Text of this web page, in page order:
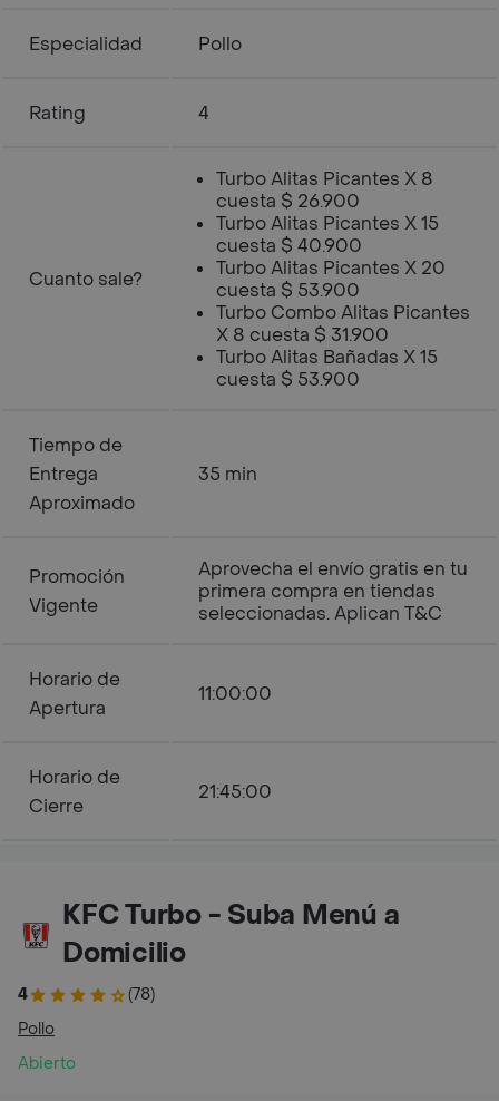
Especialidad Pollo
Rating 4
Cuanto sale?
Turbo Alitas Picantes X 8
cuesta $ 26.900
Turbo Alitas Picantes X 15
cuesta $ 40.900
Turbo Alitas Picantes X 20
cuesta $ 53.900
Turbo Combo Alitas Picantes
X 8 cuesta $ 31.900
Turbo Alitas Bañadas X 15
cuesta $ 53.900
Tiempo de
Entrega
Aproximado
35 min
Promoción
Vigente
Aprovecha el envío gratis en tu
primera compra en tiendas
seleccionadas. Aplican T&C
Horario de
Apertura
11:00:00
Horario de
Cierre
21:45:00
KFC Turbo - Suba Menú a
Domicilio
4
(78)
Pollo
Abierto